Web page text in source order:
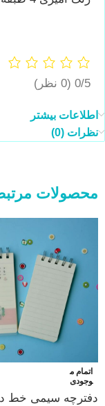
0/5 (0 نظر)
اطلاعات بیشتر
نظرات (0)
محصولات
اتمام م
وجودی
دفترچه سیمی خط